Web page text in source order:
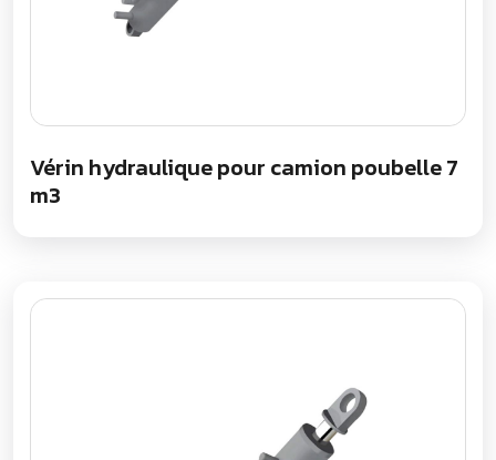
Vérin hydraulique pour camion poubelle 7
m3